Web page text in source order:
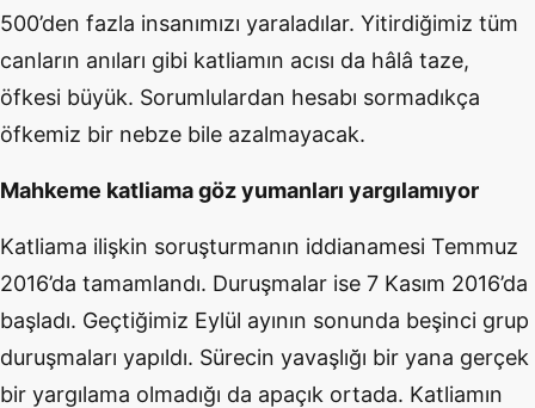
500’den fazla insanımızı yaraladılar. Yitirdiğimiz tüm
canların anıları gibi katliamın acısı da hâlâ taze,
öfkesi büyük. Sorumlulardan hesabı sormadıkça
öfkemiz bir nebze bile azalmayacak.
Mahkeme katliama göz yumanları yargılamıyor
Katliama ilişkin soruşturmanın iddianamesi Temmuz
2016’da tamamlandı. Duruşmalar ise 7 Kasım 2016’da
başladı. Geçtiğimiz Eylül ayının sonunda beşinci grup
duruşmaları yapıldı. Sürecin yavaşlığı bir yana gerçek
bir yargılama olmadığı da apaçık ortada. Katliamın